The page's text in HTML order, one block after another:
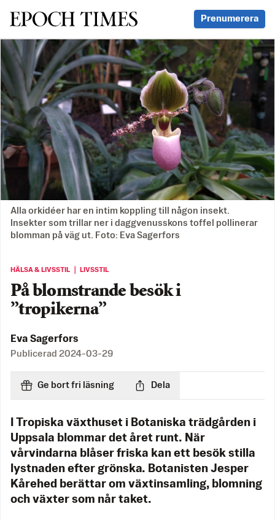
Svenska Epoch Times Prenumerera
Alla orkidéer har en intim koppling till någon insekt.
Insekter som trillar ner i daggvenusskons toffel pollinerar
blomman på väg ut. Foto: Eva Sagerfors
HÄLSA & LIVSSTIL ｜ LIVSSTIL
På blomstrande besök i
”tropikerna”
Eva Sagerfors
Publicerad 2024-03-29
Ge bort fri läsning Dela
I Tropiska växthuset i Botaniska trädgården i
Uppsala blommar det året runt. När
vårvindarna blåser friska kan ett besök stilla
lystnaden efter grönska. Botanisten Jesper
Kårehed berättar om växtinsamling, blomning
och växter som når taket.